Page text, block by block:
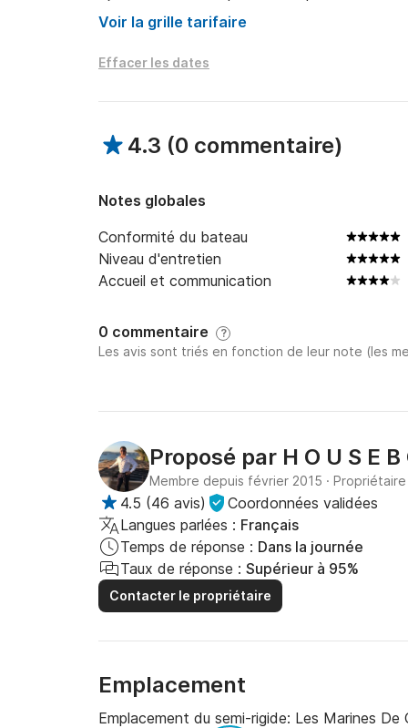
Caution par virement pour location de plusieurs
Voir la grille tarifaire
Effacer les dates
4.3 (0 commentaire)
Notes globales
Conformité du bateau
Niveau d'entretien
Accueil et communication
0 commentaire ?
Les avis sont triés en fonction de leur note (les
Proposé par H O U S E B
Membre depuis février 2015 ·
4.5 (46 avis)
Coordonnées validées
Langues parlées : Français
Temps de réponse : Dans la journée
Taux de réponse : Supérieur à 95%
Contacter le propriétaire
Emplacement
Emplacement du semi-rigide: Les Marines De